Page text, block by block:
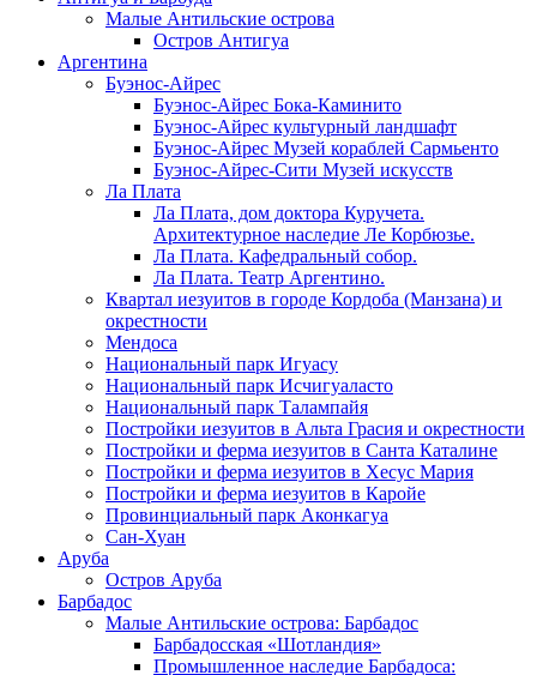
Малые Антильские острова
Остров Антигуа
Аргентина
Буэнос-Айрес
Буэнос-Айрес Бока-Каминито
Буэнос-Айрес культурный ландшафт
Буэнос-Айрес Музей кораблей Сармьенто
Буэнос-Айрес-Сити Музей искусств
Ла Плата
Ла Плата, дом доктора Куручета.
Архитектурное наследие Ле Корбюзье.
Ла Плата. Кафедральный собор.
Ла Плата. Театр Аргентино.
Квартал иезуитов в городе Кордоба (Манзана) и
окрестности
Мендоса
Национальный парк Игуасу
Национальный парк Исчигуаласто
Национальный парк Талампайя
Постройки иезуитов в Альта Грасия и окрестности
Постройки и ферма иезуитов в Санта Каталине
Постройки и ферма иезуитов в Хесус Мария
Постройки и ферма иезуитов в Каройе
Провинциальный парк Аконкагуа
Сан-Хуан
Аруба
Остров Аруба
Барбадос
Малые Антильские острова: Барбадос
Барбадосская «Шотландия»
Промышленное наследие Барбадоса: